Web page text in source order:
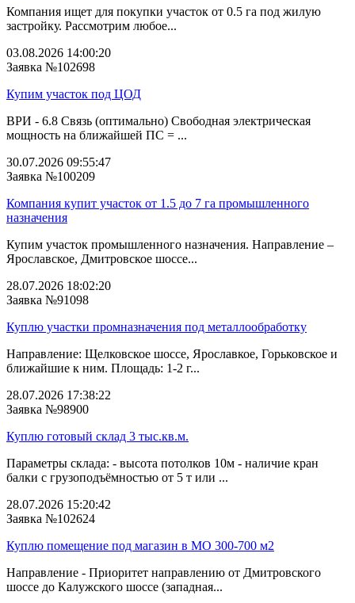
Компания ищет для покупки участок от 0.5 га под жилую
застройку. Рассмотрим любое...
03.08.2026 14:00:20
Заявка №102698
Купим участок под ЦОД
ВРИ - 6.8 Связь (оптимально) Свободная электрическая
мощность на ближайшей ПС = ...
30.07.2026 09:55:47
Заявка №100209
Компания купит участок от 1.5 до 7 га промышленного
назначения
Купим участок промышленного назначения. Направление –
Ярославское, Дмитровское шоссе...
28.07.2026 18:02:20
Заявка №91098
Куплю участки промназначения под металлообработку
Направление: Щелковское шоссе, Ярославкое, Горьковское и
ближайшие к ним. Площадь: 1-2 г...
28.07.2026 17:38:22
Заявка №98900
Куплю готовый склад 3 тыс.кв.м.
Параметры склада: - высота потолков 10м - наличие кран
балки с грузоподъёмностью от 5 т или ...
28.07.2026 15:20:42
Заявка №102624
Куплю помещение под магазин в МО 300-700 м2
Направление - Приоритет направлению от Дмитровского
шоссе до Калужского шоссе (западная...